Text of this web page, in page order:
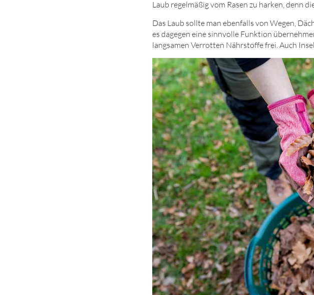
Laub regelmäßig vom Rasen zu harken, denn
Das Laub sollte man ebenfalls von Wegen,
es dagegen eine sinnvolle Funktion
langsamen Verrotten Nährstoffe frei. Auch